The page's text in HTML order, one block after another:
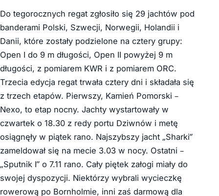
Do tegorocznych regat zgłosiło się 29 jachtów pod
banderami Polski, Szwecji, Norwegii, Holandii i
Danii, które zostały podzielone na cztery grupy:
Open I do 9 m długości, Open II powyżej 9 m
długości, z pomiarem KWR i z pomiarem ORC.
Trzecia edycja regat trwała cztery dni i składała się
z trzech etapów. Pierwszy, Kamień Pomorski –
Nexo, to etap nocny. Jachty wystartowały w
czwartek o 18.30 z redy portu Dziwnów i metę
osiągnęły w piątek rano. Najszybszy jacht „Sharki”
zameldował się na mecie 3.03 w nocy. Ostatni –
„Sputnik I” o 7.11 rano. Cały piętek załogi miały do
swojej dyspozycji. Niektórzy wybrali wycieczkę
rowerową po Bornholmie, inni zaś darmową dla